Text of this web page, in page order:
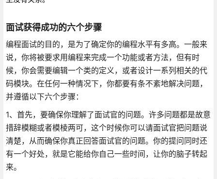
面试获得成功的六个步骤
编程面试的目的，是为了确定你的编程水平有多高。一般来
说，你将被要求用编程来完成一个功能或者方法，但有时
候，你会需要编辑一个类的定义，或者设计一系列相关的代
码模块。在任何一种情况下，你都要有条不紊地解决问题，
并遵循以下六个步骤：
1、首先，要确保你理解了面试官的问题。许多问题都是故意
措辞模糊或者模棱两可，这个时候你可以请面试官把问题说
清楚，从而确保你真正回答面试官的问题。你的提问同时还
有一个好处，就是它能给你自己一些时间，让你的脑子转起
来。